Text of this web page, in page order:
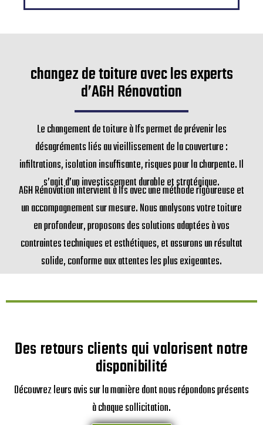
changez de toiture avec les experts
d’AGH Rénovation
Le changement de toiture à Ifs permet de prévenir les
désagréments liés au vieillissement de la couverture :
infiltrations, isolation insuffisante, risques pour la charpente. Il
s’agit d’un investissement durable et stratégique.
AGH Rénovation intervient à Ifs avec une méthode rigoureuse et
un accompagnement sur mesure. Nous analysons votre toiture
en profondeur, proposons des solutions adaptées à vos
contraintes techniques et esthétiques, et assurons un résultat
solide, conforme aux attentes les plus exigeantes.
Des retours clients qui valorisent notre
disponibilité
Découvrez leurs avis sur la manière dont nous répondons présents
à chaque sollicitation.